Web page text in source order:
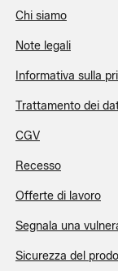
Chi siamo
Note legali
Informativa sulla
Trattamento dei
CGV
Recesso
Offerte di lavoro
Segnala una
Sicurezza del